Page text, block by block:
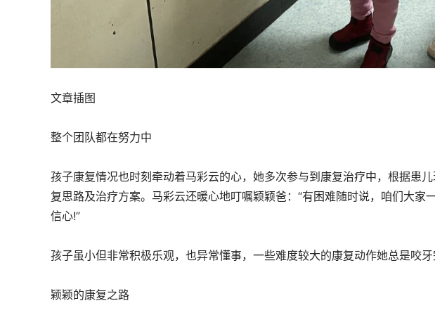
文章插图
整个团队都在努力中
孩子康复情况也时刻牵动着马彩云的心，她多次参与到康复治疗中，根据患
复思路及治疗方案。马彩云还暖心地叮嘱颖颖爸：“有困难随时说，咱们大家
信心!”
孩子虽小但非常积极乐观，也异常懂事，一些难度较大的康复动作她总是咬牙
颖颖的康复之路